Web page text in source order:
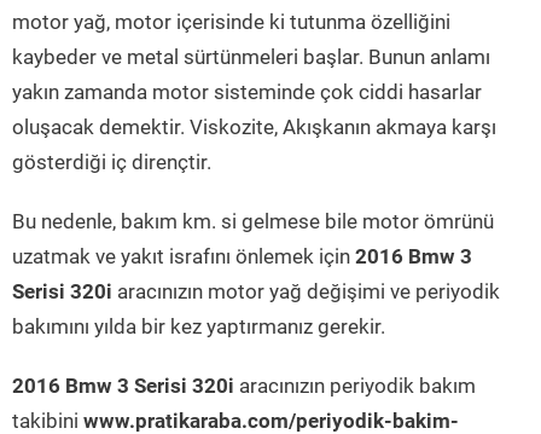
motor yağ, motor içerisinde ki tutunma özelliğini
kaybeder ve metal sürtünmeleri başlar. Bunun anlamı
yakın zamanda motor sisteminde çok ciddi hasarlar
oluşacak demektir. Viskozite, Akışkanın akmaya karşı
gösterdiği iç dirençtir.
Bu nedenle, bakım km. si gelmese bile motor ömrünü
uzatmak ve yakıt israfını önlemek için 2016 Bmw 3
Serisi 320i aracınızın motor yağ değişimi ve periyodik
bakımını yılda bir kez yaptırmanız gerekir.
2016 Bmw 3 Serisi 320i aracınızın periyodik bakım
takibini www.pratikaraba.com/periyodik-bakim-